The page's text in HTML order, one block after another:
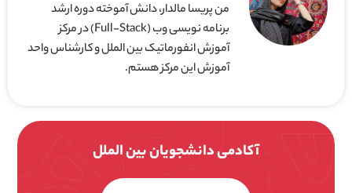
من پریسا مالدار، دانش آموخته دوره ارشد
برنامه نویسی وب (Full-Stack) در مرکز
آموزش انفورماتیک بین الملل و کارشناس واحد
آموزش این مرکز هستم.
آکادمی دانشجویان بین الملل